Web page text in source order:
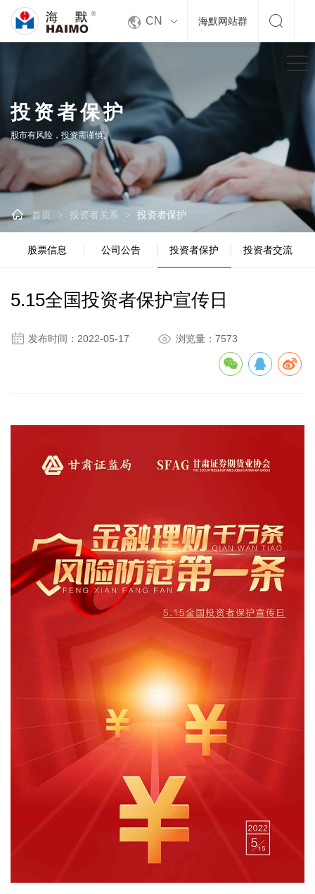
 CN 海默网站群 
投资者保护
股市有风险，投资需谨慎。
 首页 > 投资者关系 > 投资者保护
股票信息 公司公告 投资者保护 投资者交流
5.15全国投资者保护宣传日
 发布时间：2022-05-17  浏览量：7573